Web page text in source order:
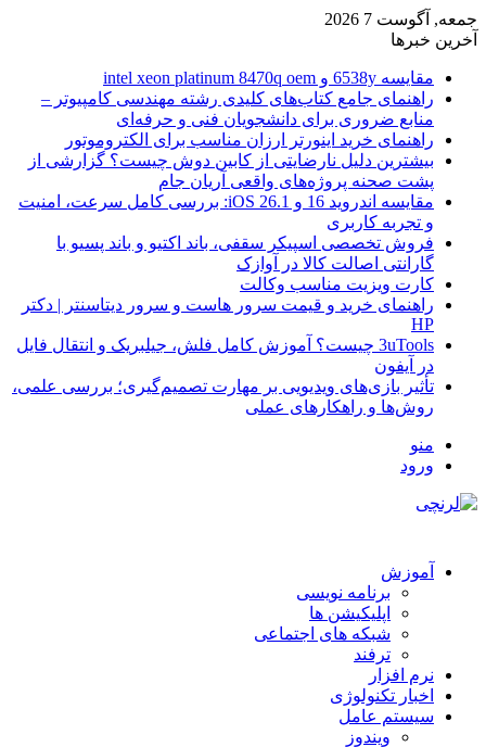
جمعه, آگوست 7 2026
آخرین خبرها
مقایسه 6538y و intel xeon platinum 8470q oem
راهنمای جامع کتاب‌های کلیدی رشته مهندسی کامپیوتر –
منابع ضروری برای دانشجویان فنی و حرفه‌ای
راهنمای خرید اینورتر ارزان مناسب برای الکتروموتور
بیشترین دلیل نارضایتی از کابین دوش چیست؟ گزارشی از
پشت صحنه پروژه‌های واقعی آریان جام
مقایسه اندروید 16 و iOS 26.1: بررسی کامل سرعت، امنیت
و تجربه کاربری
فروش تخصصی اسپیکر سقفی، باند اکتیو و باند پسیو با
گارانتی اصالت کالا در آوازک
کارت ویزیت مناسب وکالت
راهنمای خرید و قیمت سرور هاست و سرور دیتاسنتر | دکتر
HP
3uTools چیست؟ آموزش کامل فلش، جیلبریک و انتقال فایل
در آیفون
تأثیر بازی‌های ویدیویی بر مهارت تصمیم‌گیری؛ بررسی علمی،
روش‌ها و راهکارهای عملی
منو
ورود
آموزش
برنامه نویسی
اپلیکیشن ها
شبکه های اجتماعی
ترفند
نرم افزار
اخبار تکنولوژی
سیستم عامل
ویندوز